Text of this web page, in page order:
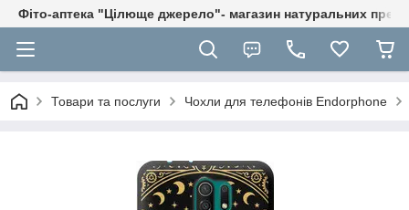
Фіто-аптека "Цілюще джерело"- магазин натуральних
Товари та послуги Чохли для телефонів Endorphone